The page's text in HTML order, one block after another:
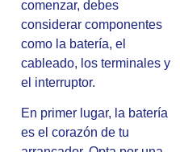
comenzar, debes
considerar componentes
como la batería, el
cableado, los terminales y
el interruptor.
En primer lugar, la batería
es el corazón de tu